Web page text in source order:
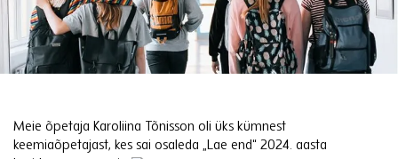
Meie õpetaja Karoliina Tõnisson oli üks kümnest
keemiaõpetajast, kes sai osaleda „Lae end“ 2024. aasta